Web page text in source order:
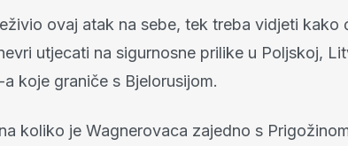
ovaj atak na sebe, tek treba vidjeti kako
utjecati na sigurnosne prilike u Poljskoj,
koje graniče s Bjelorusijom.
koliko je Wagnerovaca zajedno s